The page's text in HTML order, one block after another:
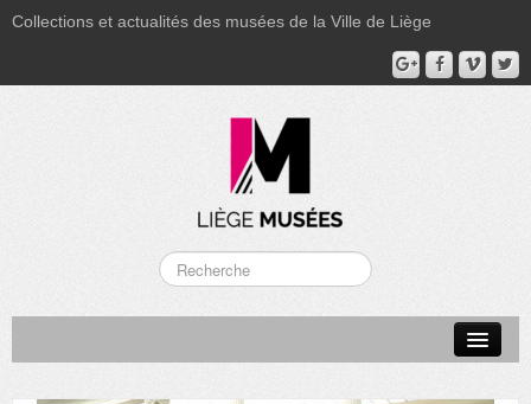
Collections et actualités des musées de la Ville de Liège